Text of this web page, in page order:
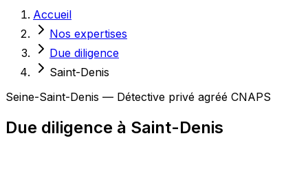
Accueil
Nos expertises
Due diligence
Saint-Denis
Seine-Saint-Denis — Détective privé agréé CNAPS
Due diligence à Saint-Denis